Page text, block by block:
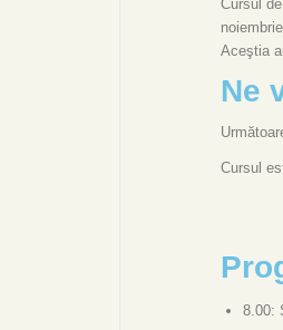
Cursul
Aceştia
Ne
Cursul
8.00: